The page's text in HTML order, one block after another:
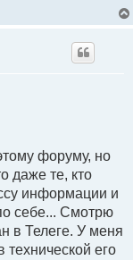
форуму, но
даже те, кто
информации и
себе... Смотрю
в Телеге. У меня
технической его